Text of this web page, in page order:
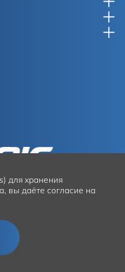
для хранения
вы даёте согласие на